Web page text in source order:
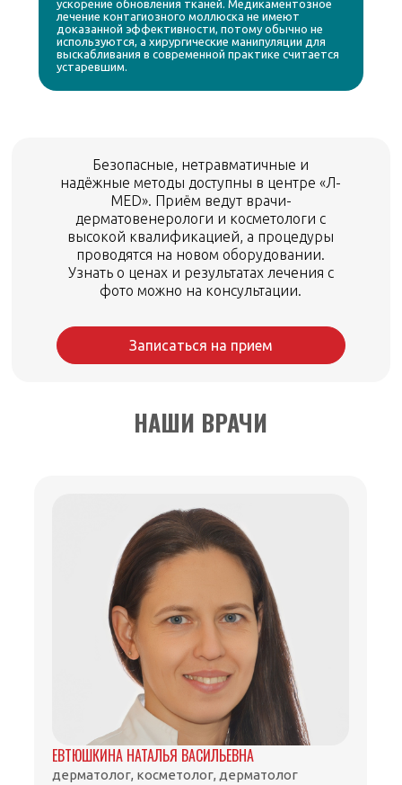
ускорение обновления тканей. Медикаментозное
лечение контагиозного моллюска не имеют
доказанной эффективности, потому обычно не
используются, а хирургические манипуляции для
выскабливания в современной практике считается
устаревшим.
Безопасные, нетравматичные и
надёжные методы доступны в центре «Л-
MED». Приём ведут врачи-
дерматовенерологи и косметологи с
высокой квалификацией, а процедуры
проводятся на новом оборудовании.
Узнать о ценах и результатах лечения с
фото можно на консультации.
Записаться на прием
НАШИ ВРАЧИ
ЕВТЮШКИНА НАТАЛЬЯ ВАСИЛЬЕВНА
дерматолог, косметолог, дерматолог